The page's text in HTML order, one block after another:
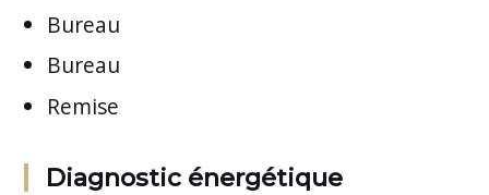
Bureau
Bureau
Remise
Diagnostic énergétique